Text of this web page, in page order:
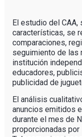
El estudio del
características, se
comparaciones,
seguimiento de las
institución
educadores,
publicidad de
El análisis
anuncios emitidos
durante el mes de
proporcionadas por